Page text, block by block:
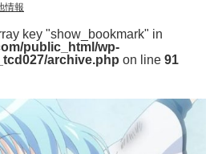
情報
key "show_bookmark" in
public_html/wp-
archive.php on line 91